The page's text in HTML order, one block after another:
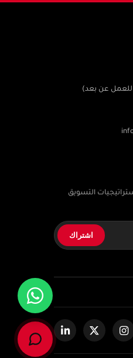
للعمل عن بعد)
التسويق
اشتراك